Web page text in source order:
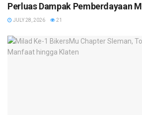
Perluas Dampak Pemberdayaan
JULY 28, 2026 21